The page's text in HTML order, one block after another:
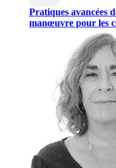
Pratiques avancées
manœuvre pour les